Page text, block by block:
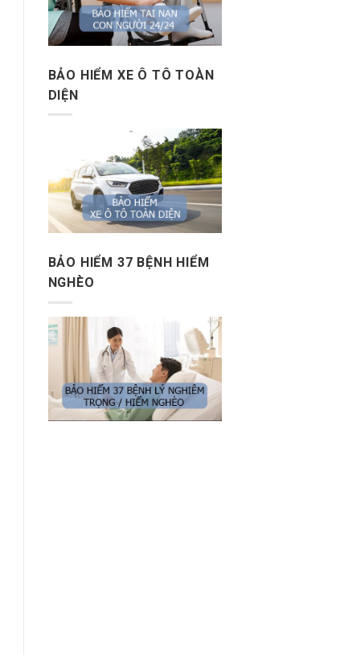
BẢO HIỂM XE Ô TÔ TOÀN
DIỆN
BẢO HIỂM 37 BỆNH HIỂM
NGHÈO